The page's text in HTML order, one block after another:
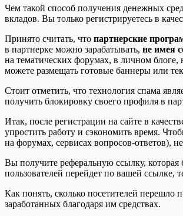
Чем такой способ получения денежных
вкладов. Вы только регистрируетесь в
Принято считать, что партнерские
в партнерке можно зарабатывать, не имея
на тематических форумах, в личном
можете размещать готовые баннеры или
Стоит отметить, что технология спама
получить блокировку своего профиля в
Итак, после регистрации на сайте в
упростить работу и сэкономить время.
на форумах, сервисах вопросов-ответов),
Вы получите реферальную ссылку,
пользователей перейдет по вашей ссылке,
Как понять, сколько посетителей перешло
заработанных благодаря им средствах.